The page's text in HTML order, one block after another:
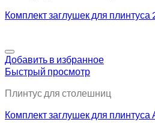
Комплект заглушек для плинтуса
Добавить в избранное
Быстрый просмотр
Плинтус для столешниц
Комплект заглушек для